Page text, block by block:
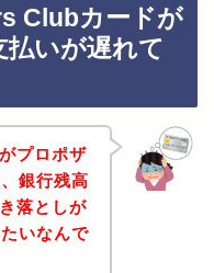
Clubカードが
払いが遅れて
プロポザ
銀行残高
落としが
いなんで